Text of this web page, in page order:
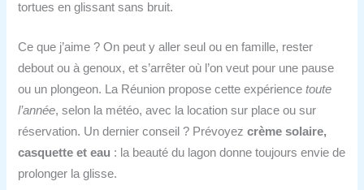
tortues en glissant sans bruit.
Ce que j’aime ? On peut y aller seul ou en famille, rester
debout ou à genoux, et s’arrêter où l’on veut pour une pause
ou un plongeon. La Réunion propose cette expériencetoute
l’année, selon la météo, avec la location sur place ou sur
réservation. Un dernier conseil ? Prévoyezcrème solaire,
casquette et eau : la beauté du lagon donne toujours envie de
prolonger la glisse.